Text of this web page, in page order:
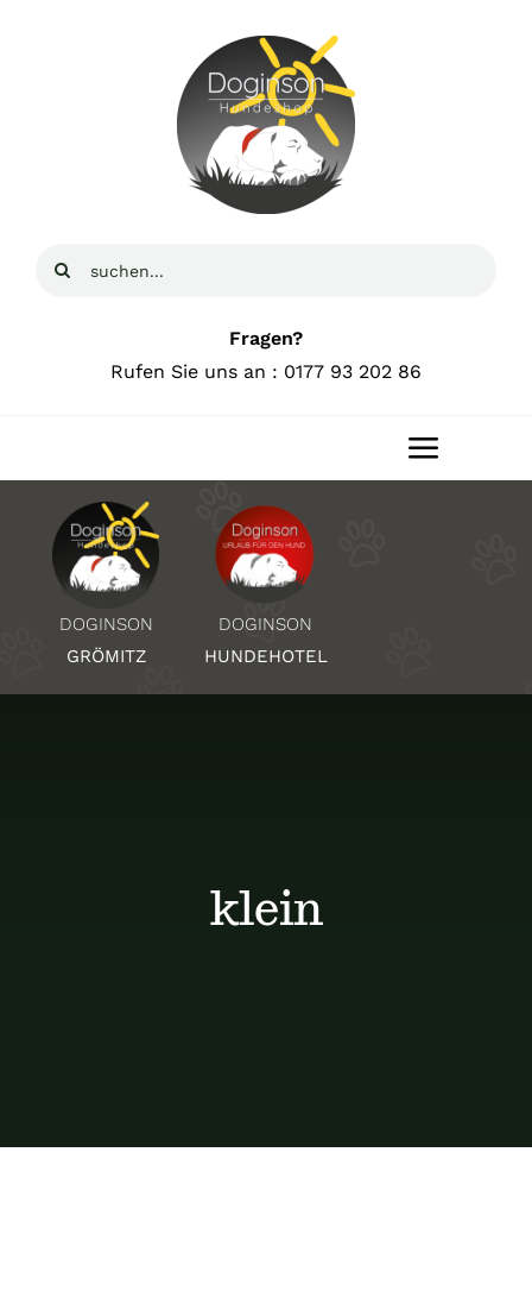
Suche
Fragen?
Rufen Sie uns an : 0177 93 202 86
Toggle
Home
Über Uns
DOGINSON
GRÖMITZ
DOGINSON
HUNDEHOTEL
klein